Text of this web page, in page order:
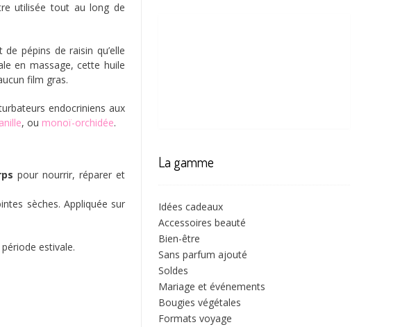
utilisée tout au long de
pépins de raisin qu’elle
en massage, cette huile
film gras.
endocriniens aux
, ou monoï-orchidée.
pour nourrir, réparer et
sèches. Appliquée sur
estivale.
La gamme
Idées cadeaux
Accessoires beauté
Bien-être
Sans parfum ajouté
Soldes
Mariage et événements
Bougies végétales
Formats voyage